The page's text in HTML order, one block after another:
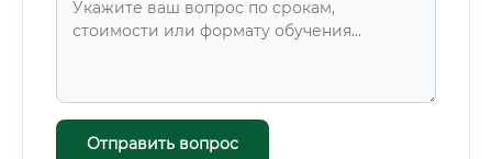
Отправить вопрос